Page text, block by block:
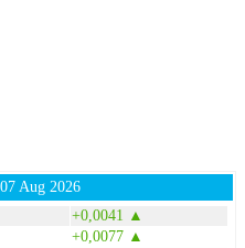
Aug 2026
+0,0041 ▲
+0,0077 ▲